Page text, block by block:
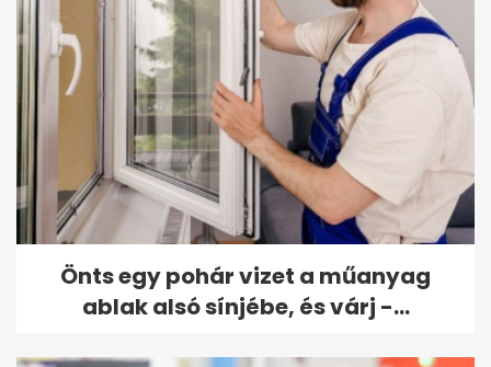
Önts egy pohár vizet a műanyag
ablak alsó sínjébe, és várj -...